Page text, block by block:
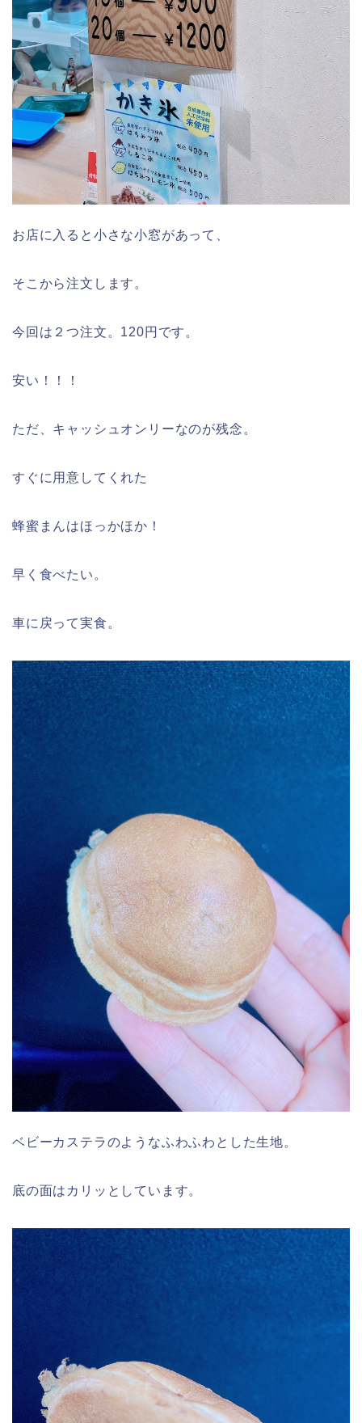
お店に入ると小さな小窓があって、
そこから注文します。
今回は２つ注文。120円です。
安い！！！
ただ、キャッシュオンリーなのが残念。
すぐに用意してくれた
蜂蜜まんはほっかほか！
早く食べたい。
車に戻って実食。
ベビーカステラのようなふわふわとした生地。
底の面はカリッとしています。